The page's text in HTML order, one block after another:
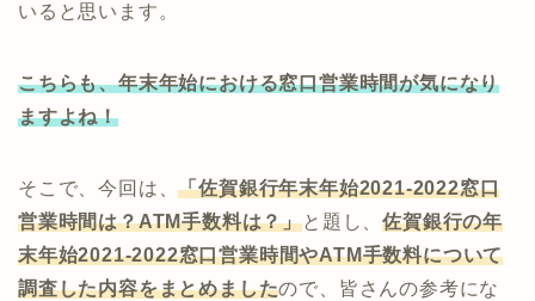
いると思います。
こちらも、年末年始における窓口営業時間が気になり
ますよね！
そこで、今回は、「佐賀銀行年末年始2021-2022窓口
営業時間は？ATM手数料は？」と題し、佐賀銀行の年
末年始2021-2022窓口営業時間やATM手数料について
調査した内容をまとめましたので、皆さんの参考にな